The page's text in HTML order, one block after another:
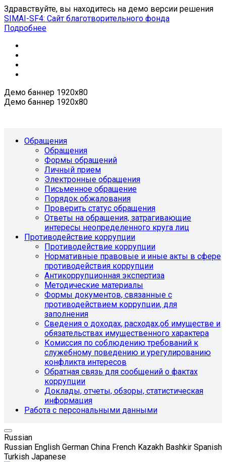
Здравствуйте, вы находитесь на демо версии решения
SIMAI-SF4: Сайт благотворительного фонда
Подробнее
Демо баннер 1920х80
Демо баннер 1920х80
Обращения
Обращения
Формы обращений
Личный прием
Электронные обращения
Письменное обращение
Порядок обжалования
Проверить статус обращения
Ответы на обращения, затрагивающие
интересы неопределенного круга лиц
Противодействие коррупции
Противодействие коррупции
Нормативные правовые и иные акты в сфере
противодействия коррупции
Антикоррупционная экспертиза
Методические материалы
Формы документов, связанные с
противодействием коррупции, для
заполнения
Сведения о доходах, расходах,об имуществе и
обязательствах имущественного характера
Комиссия по соблюдению требований к
служебному поведению и урегулированию
конфликта интересов
Обратная связь для сообщений о фактах
коррупции
Доклады, отчеты, обзоры, статистическая
информация
Работа с персональными данными
Russian
Russian English German China French Kazakh Bashkir Spanish
Turkish Japanese